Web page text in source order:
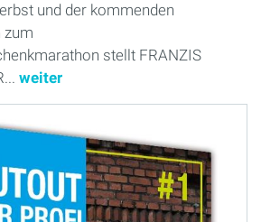
und der kommenden
zum
stellt FRANZIS
weiter